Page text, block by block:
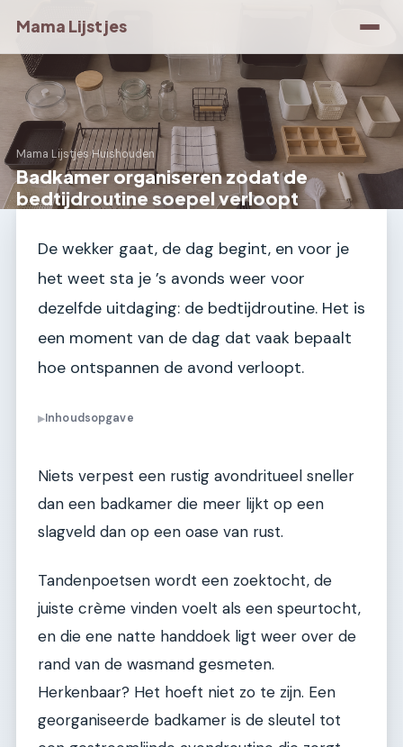
Mama Lijstjes
Mama Lijstjes›Huishouden
Badkamer organiseren zodat de
bedtijdroutine soepel verloopt
De wekker gaat, de dag begint, en voor je
het weet sta je ’s avonds weer voor
dezelfde uitdaging: de bedtijdroutine. Het is
een moment van de dag dat vaak bepaalt
hoe ontspannen de avond verloopt.
▶Inhoudsopgave
Niets verpest een rustig avondritueel sneller
dan een badkamer die meer lijkt op een
slagveld dan op een oase van rust.
Tandenpoetsen wordt een zoektocht, de
juiste crème vinden voelt als een speurtocht,
en die ene natte handdoek ligt weer over de
rand van de wasmand gesmeten.
Herkenbaar? Het hoeft niet zo te zijn. Een
georganiseerde badkamer is de sleutel tot